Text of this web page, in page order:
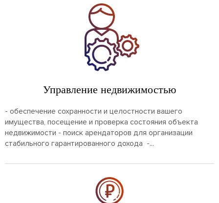
Управление недвижимостью
- обеспечение сохранности и целостности вашего
имущества, посещение и проверка состояния объекта
недвижимости - поиск арендаторов для организации
стабильного гарантированного дохода -...